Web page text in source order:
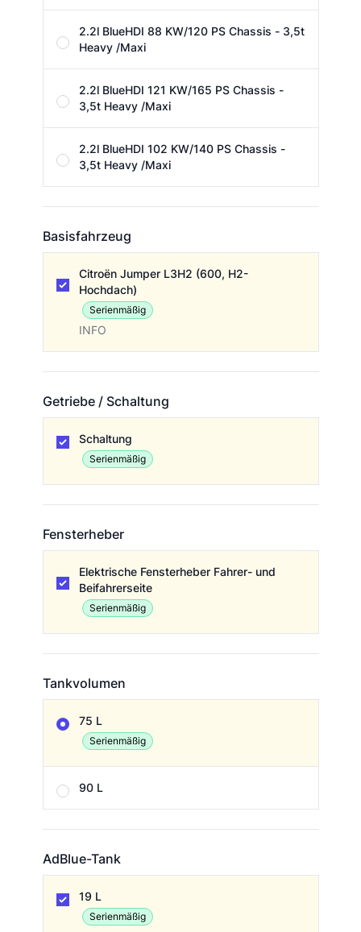
2.2l BlueHDI 88 KW/120 PS Chassis - 3,5t
Heavy /Maxi
2.2l BlueHDI 121 KW/165 PS Chassis -
3,5t Heavy /Maxi
2.2l BlueHDI 102 KW/140 PS Chassis -
3,5t Heavy /Maxi
Basisfahrzeug
Citroën Jumper L3H2 (600, H2-
Hochdach)
Serienmäßig
INFO
Getriebe / Schaltung
Schaltung
Serienmäßig
Fensterheber
Elektrische Fensterheber Fahrer- und
Beifahrerseite
Serienmäßig
Tankvolumen
75 L
Serienmäßig
90 L
AdBlue-Tank
19 L
Serienmäßig